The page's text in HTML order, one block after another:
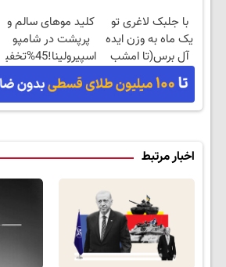
با جلبک لاغری تو
یک ماه به وزن ایده
آل برس(تا امشب
تخفیف ویژه)
کلید موهای سالم و
پرپشت در شامپو
اسپیرولینا!45%تخفیف
اخبار مرتبط